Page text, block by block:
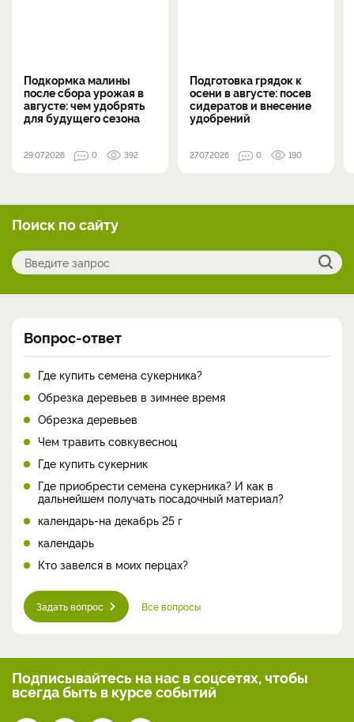
Подкормка малины
после сбора урожая в
августе: чем удобрять
для будущего сезона
29.07.2026 0 392
Подготовка грядок к
осени в августе: посев
сидератов и внесение
удобрений
27.07.2026 0 190
Поиск по сайту
Вопрос-ответ
Где купить семена сукерника?
Обрезка деревьев в зимнее время
Обрезка деревьев
Чем травить совкувесноц
Где купить сукерник
Где приобрести семена сукерника? И как в
дальнейшем получать посадочный материал?
календарь-на декабрь 25 г
календарь
Кто завелся в моих перцах?
Задать вопрос Все вопросы
Подписывайтесь на нас в соцсетях, чтобы
всегдабыть в курсе событий